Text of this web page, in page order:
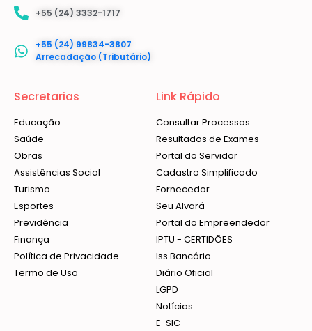
+55 (24) 3332-1717
+55 (24) 99834-3807
Arrecadação (Tributário)
Secretarias
Educação
Saúde
Obras
Assistências Social
Turismo
Esportes
Previdência
Finança
Política de Privacidade
Termo de Uso
Link Rápido
Consultar Processos
Resultados de Exames
Portal do Servidor
Cadastro Simplificado
Fornecedor
Seu Alvará
Portal do Empreendedor
IPTU - CERTIDÕES
Iss Bancário
Diário Oficial
LGPD
Notícias
E-SIC